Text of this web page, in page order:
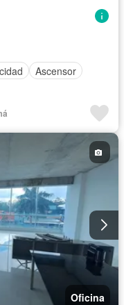
Ascensor
Oficina